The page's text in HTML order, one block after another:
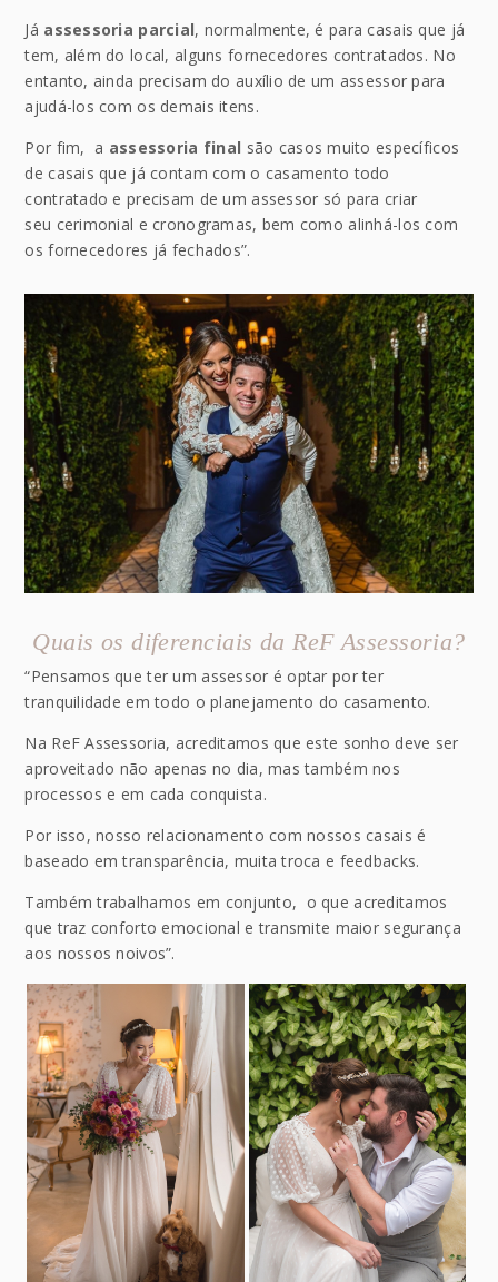
Já assessoria parcial, normalmente, é para casais que já
tem, além do local, alguns fornecedores contratados. No
entanto, ainda precisam do auxílio de um assessor para
ajudá-los com os demais itens.
Por fim, a assessoria final são casos muito específicos
de casais que já contam com o casamento todo
contratado e precisam de um assessor só para criar
seu cerimonial e cronogramas, bem como alinhá-los com
os fornecedores já fechados”.
Quais os diferenciais da ReF Assessoria?
“Pensamos que ter um assessor é optar por ter
tranquilidade em todo o planejamento do casamento.
Na ReF Assessoria, acreditamos que este sonho deve ser
aproveitado não apenas no dia, mas também nos
processos e em cada conquista.
Por isso, nosso relacionamento com nossos casais é
baseado em transparência, muita troca e feedbacks.
Também trabalhamos em conjunto, o que acreditamos
que traz conforto emocional e transmite maior segurança
aos nossos noivos”.